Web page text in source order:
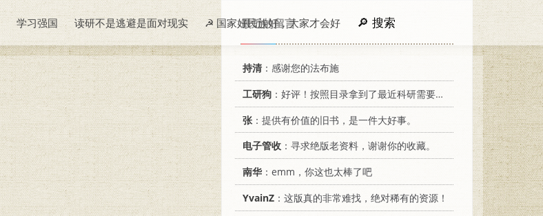
学习强国 读研不是逃避是面对现实 ☭ 国家好民族好，大家才会好 搜索
最近的留言
持清 ：感谢您的法布施
工研狗 ：好评！按照目录拿到了最近科研需要的材料！
张 ：提供有价值的旧书，是一件大好事。
电子管收 ：寻求绝版老资料，谢谢你的收藏。
南华：emm，你这也太棒了吧
YvainZ ：这版真的非常难找，绝对稀有的资源！